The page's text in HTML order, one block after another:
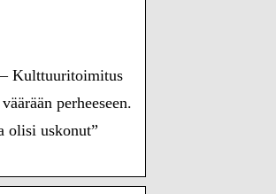
Kulttuuritoimitus
perheeseen.
olisi uskonut”